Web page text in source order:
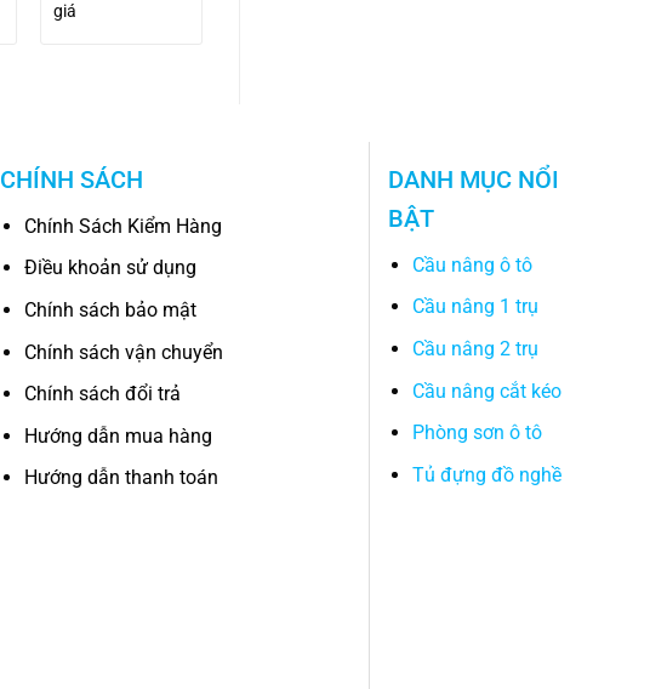
giá
CHÍNH SÁCH
Chính Sách Kiểm Hàng
Điều khoản sử dụng
Chính sách bảo mật
Chính sách vận chuyển
Chính sách đổi trả
Hướng dẫn mua hàng
Hướng dẫn thanh toán
DANH MỤC NỔI
BẬT
Cầu nâng ô tô
Cầu nâng 1 trụ
Cầu nâng 2 trụ
Cầu nâng cắt kéo
Phòng sơn ô tô
Tủ đựng đồ nghề